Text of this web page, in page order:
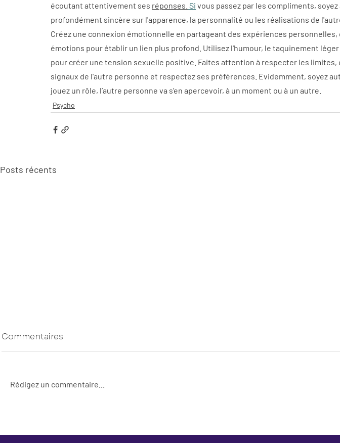
écoutant attentivement ses réponses. Si vous passez par les compliments,
profondément sincère sur l'apparence, la personnalité ou les réalisations de
Créez une connexion émotionnelle en partageant des expériences
émotions pour établir un lien plus profond. Utilisez l'humour, le taquinement
pour créer une tension sexuelle positive. Faites attention à respecter les limites,
signaux de l'autre personne et respectez ses préférences. Evidemment, soyez
jouez un rôle, l’autre personne va s’en apercevoir, à un moment ou à un autre.
Psycho
Posts récents
vacances pour renforcer
mais une logique de
Commentaires
Rédigez un commentaire...